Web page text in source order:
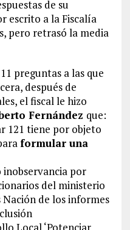
de su
escrito a la Fiscalía
pero retrasó la media
preguntas a las que
después de
el fiscal le hizo
Fernández que:
121 tiene por objeto
formular una
inobservancia por
del ministerio
de los informes